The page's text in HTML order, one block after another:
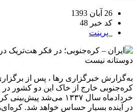
26 آبان 1393
کد خبر 48
پرینت
به‌گزارش خبرگزاری رها ، پس از برگزاری
کره‌جنوبی خارج از خاک این دو کشور در
خردادماه سال ۱۳۳۷ می‌شد
در آینده بسیار حساس خواهد شد.